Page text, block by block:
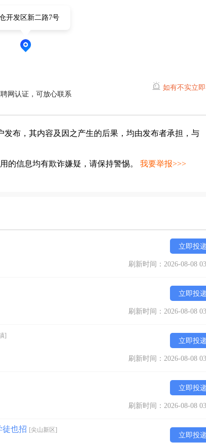
开发区新二路7号
网认证，可放心联系
如有不实立
布，其内容及因之产生的后果，均由发布者承担，与
的信息均有欺诈嫌疑，请保持警惕。 我要举报>>>
立即投递
刷新时间：2026-08-08
立即投递
刷新时间：2026-08-08
]
立即投递
刷新时间：2026-08-08
立即投递
刷新时间：2026-08-08
徒也招 [尖山新区]
立即投递